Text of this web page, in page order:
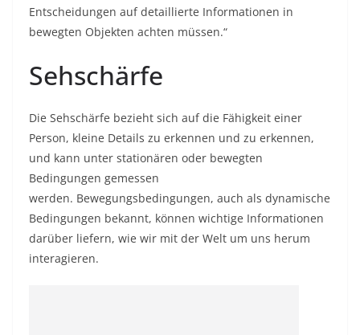
Entscheidungen auf detaillierte Informationen in
bewegten Objekten achten müssen.“
Sehschärfe
Die Sehschärfe bezieht sich auf die Fähigkeit einer
Person, kleine Details zu erkennen und zu erkennen,
und kann unter stationären oder bewegten
Bedingungen gemessen
werden. Bewegungsbedingungen, auch als dynamische
Bedingungen bekannt, können wichtige Informationen
darüber liefern, wie wir mit der Welt um uns herum
interagieren.